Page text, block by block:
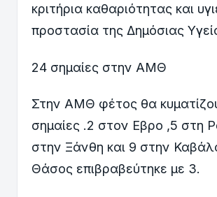
κριτήρια καθαριότητας και
προστασία της Δημόσιας
24 σημαίες στην ΑΜΘ
Στην ΑΜΘ φέτος θα
σημαίες .2 στον Εβρο ,5 στη
στην Ξάνθη και 9 στην
Θάσος επιβραβεύτηκε με 3.